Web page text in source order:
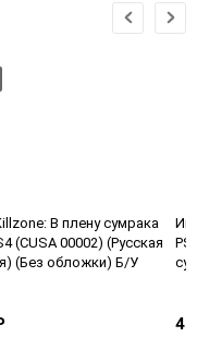
В плену сумрака
(CUSA 00002) (Русская
(Без обложки) Б/У
4